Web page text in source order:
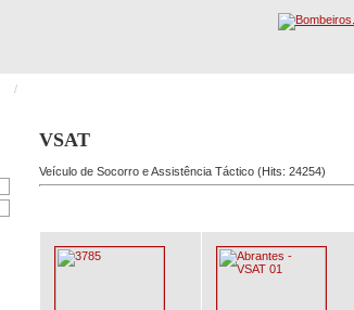
/
VSAT
Veículo de Socorro e Assistência Táctico (Hits: 24254)